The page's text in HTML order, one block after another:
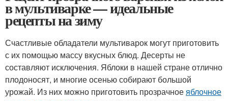
в мультиварке — идеальные
рецепты на зиму
Счастливые обладатели мультиварок могут приготовить
с их помощью массу вкусных блюд. Десерты не
составляют исключения. Яблоки в нашей стране отлично
плодоносят, и многие осенью собирают большой
урожай. Из них можно приготовить прозрачноеяблочное